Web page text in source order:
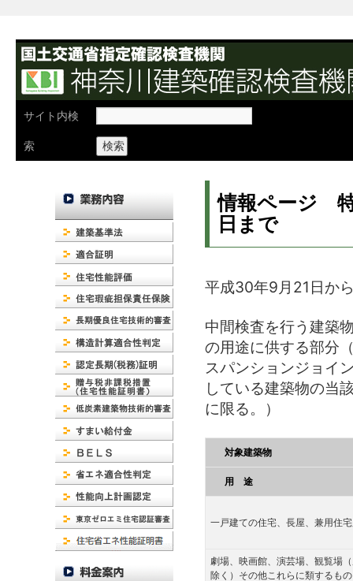
サイト内検
索 索:
情報ページ
日まで
平成30年9月21日か
中間検査を行う建築
の用途に供する部分
スパンションジョイ
している建築物の当
に限る。）
対象建築物
用 途
一戸建ての住宅、長屋、兼用住
劇場、映画館、演芸場、観覧場
除く）その他これらに類するもの